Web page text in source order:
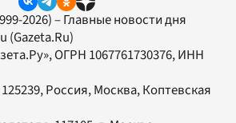
2026) – Главные новости дня
(Gazeta.Ru)
, ОГРН 1067761730376, ИНН
Россия, Москва, Коптевская